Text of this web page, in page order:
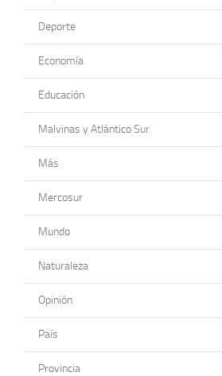
Deporte
Economía
Educación
Malvinas y Atlántico Sur
Más
Mercosur
Mundo
Naturaleza
Opinión
País
Provincia